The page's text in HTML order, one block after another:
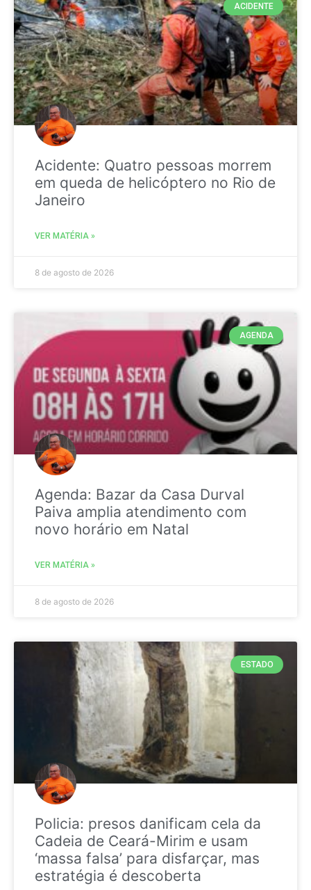
ACIDENTE
Acidente: Quatro pessoas morrem
em queda de helicóptero no Rio de
Janeiro
VER MATÉRIA »
8 de agosto de 2026
AGENDA
Agenda: Bazar da Casa Durval
Paiva amplia atendimento com
novo horário em Natal
VER MATÉRIA »
8 de agosto de 2026
ESTADO
Policia: presos danificam cela da
Cadeia de Ceará-Mirim e usam
‘massa falsa’ para disfarçar, mas
estratégia é descoberta